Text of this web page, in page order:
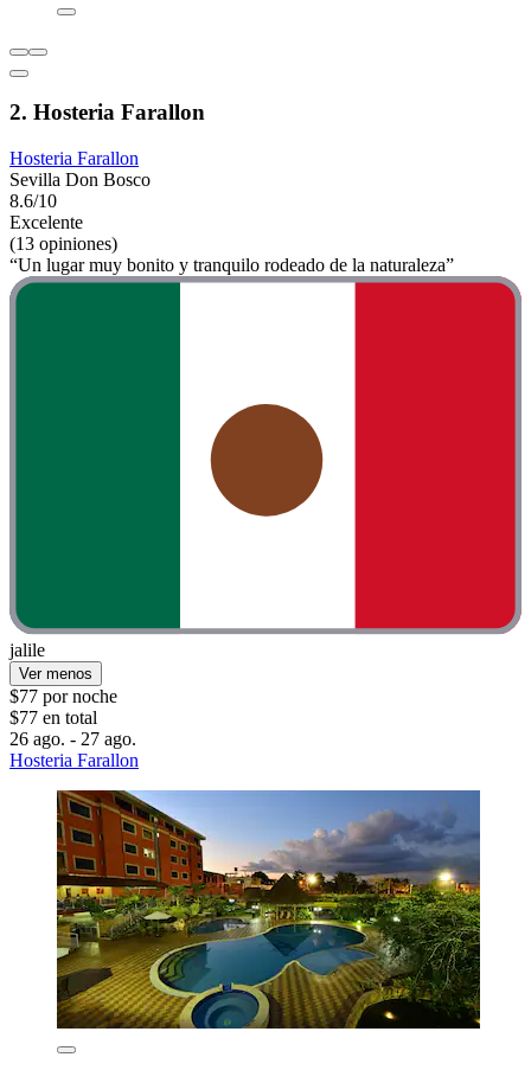
2. Hosteria Farallon
Hosteria Farallon
Sevilla Don Bosco
8.6/10
Excelente
(13 opiniones)
“Un lugar muy bonito y tranquilo rodeado de la naturaleza”
jalile
Ver menos
$77 por noche
$77 en total
26 ago. - 27 ago.
Hosteria Farallon